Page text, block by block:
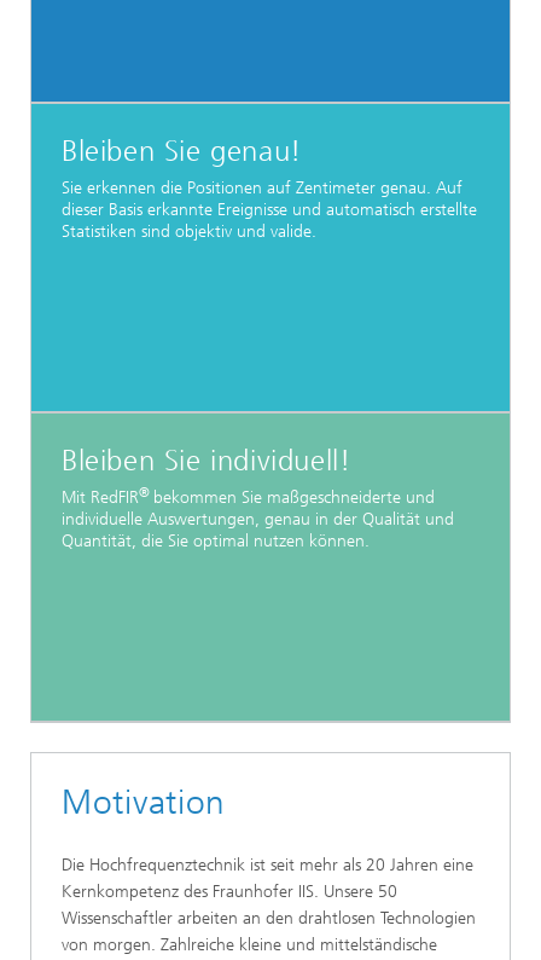
Bleiben Sie genau!
Sie erkennen die Positionen auf Zentimeter genau. Auf
dieser Basis erkannte Ereignisse und automatisch erstellte
Statistiken sind objektiv und valide.
Bleiben Sie individuell!
Mit RedFIR® bekommen Sie maßgeschneiderte und
individuelle Auswertungen, genau in der Qualität und
Quantität, die Sie optimal nutzen können.
Motivation
Die Hochfrequenztechnik ist seit mehr als 20 Jahren eine
Kernkompetenz des Fraunhofer IIS. Unsere 50
Wissenschaftler arbeiten an den drahtlosen Technologien
von morgen. Zahlreiche kleine und mittelständische